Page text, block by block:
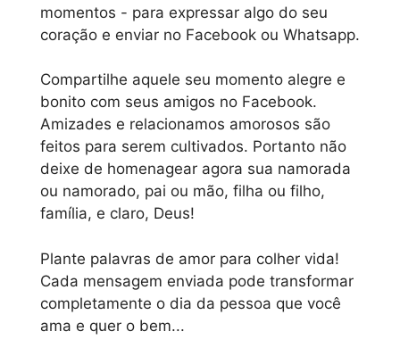
momentos - para expressar algo do seu
coração e enviar no Facebook ou Whatsapp.
Compartilhe aquele seu momento alegre e
bonito com seus amigos no Facebook.
Amizades e relacionamos amorosos são
feitos para serem cultivados. Portanto não
deixe de homenagear agora sua namorada
ou namorado, pai ou mão, filha ou filho,
família, e claro, Deus!
Plante palavras de amor para colher vida!
Cada mensagem enviada pode transformar
completamente o dia da pessoa que você
ama e quer o bem...